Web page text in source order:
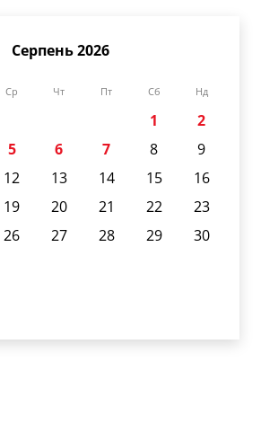
Серпень 2026
Ср Чт Пт Сб Нд
1
2
5 6 7 8
9
12 13 14 15
16
19 20 21 22
23
26 27 28 29
30